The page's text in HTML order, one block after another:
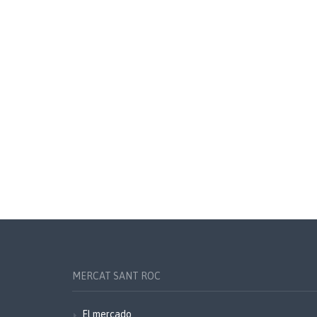
MERCAT SANT ROC
El mercado